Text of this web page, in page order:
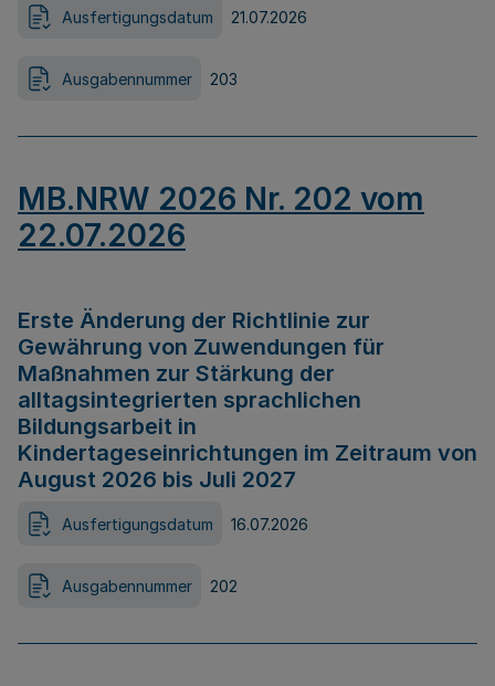
Ausfertigungsdatum 21.07.2026
Ausgabennummer 203
MB.NRW 2026 Nr. 202 vom
22.07.2026
Erste Änderung der Richtlinie zur
Gewährung von Zuwendungen für
Maßnahmen zur Stärkung der
alltagsintegrierten sprachlichen
Bildungsarbeit in
Kindertageseinrichtungen im Zeitraum von
August 2026 bis Juli 2027
Ausfertigungsdatum 16.07.2026
Ausgabennummer 202